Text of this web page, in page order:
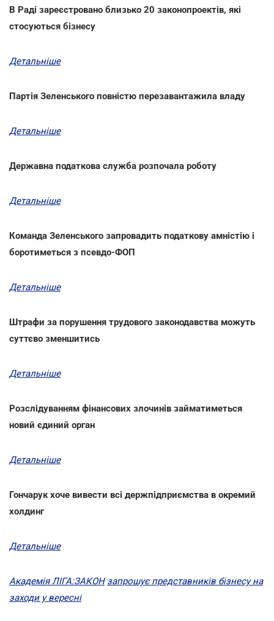
В Раді зареєстровано близько 20 законопроектів, які
стосуються бізнесу
Детальніше
Партія Зеленського повністю перезавантажила владу
Детальніше
Державна податкова служба розпочала роботу
Детальніше
Команда Зеленського запровадить податкову амністію і
боротиметься з псевдо-ФОП
Детальніше
Штрафи за порушення трудового законодавства можуть
суттєво зменшитись
Детальніше
Розслідуванням фінансових злочинів займатиметься
новий єдиний орган
Детальніше
Гончарук хоче вивести всі держпідприємства в окремий
холдинг
Детальніше
Академія ЛІГА:ЗАКОН запрошує представників бізнесу на
заходи у вересні